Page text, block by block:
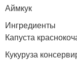
Аймкук
Ингредиенты
Капуста
Кукуруза